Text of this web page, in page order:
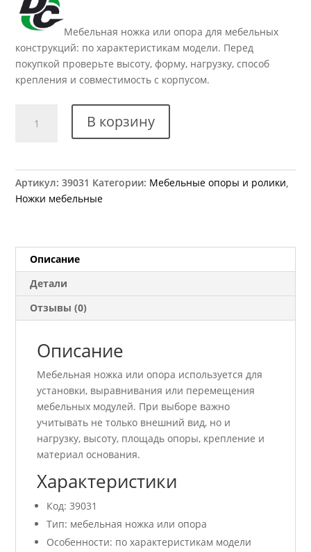
Мебельная ножка или опора для мебельных
конструкций: по характеристикам модели. Перед
покупкой проверьте высоту, форму, нагрузку, способ
крепления и совместимость с корпусом.
товара
для
В корзину
Артикул:39031 Категории: Мебельные опоры и ролики
Ножки мебельные
Описание
Детали
Отзывы (0)
Описание
Мебельная ножка или опора используется для
установки, выравнивания или перемещения
мебельных модулей. При выборе важно
учитывать не только внешний вид, но и
нагрузку, высоту, площадь опоры, крепление и
материал основания.
Характеристики
Код: 39031
Тип: мебельная ножка или опора
Особенности: по характеристикам модели